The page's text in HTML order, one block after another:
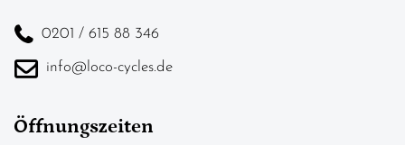
0201 / 615 88 346
info@loco-cycles.de
Öffnungszeiten